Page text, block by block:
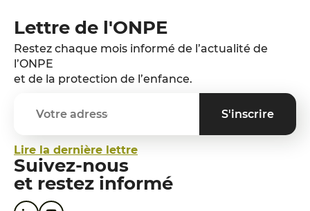
Lettre de l'ONPE
Restez chaque mois informé de l’actualité de
l’ONPE
et de la protection de l’enfance.
Lire la dernière lettre
Suivez-nous
et restez informé